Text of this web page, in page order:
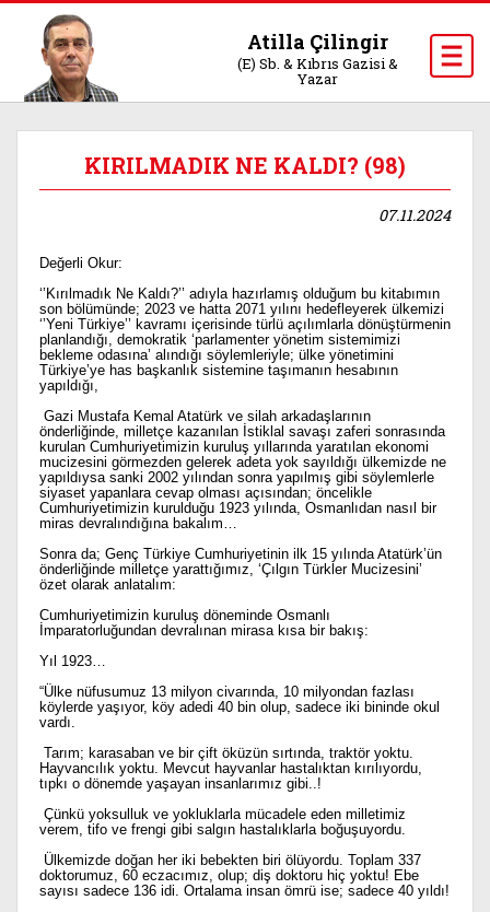
Atilla Çilingir
(E) Sb. & Kıbrıs Gazisi &
Yazar
KIRILMADIK NE KALDI? (98)
07.11.2024
Değerli Okur:
‘’Kırılmadık Ne Kaldı?’’ adıyla hazırlamış olduğum bu kitabımın
son bölümünde; 2023 ve hatta 2071 yılını hedefleyerek ülkemizi
‘’Yeni Türkiye’’ kavramı içerisinde türlü açılımlarla dönüştürmenin
planlandığı, demokratik ‘parlamenter yönetim sistemimizi
bekleme odasına’ alındığı söylemleriyle; ülke yönetimini
Türkiye’ye has başkanlık sistemine taşımanın hesabının
yapıldığı,
Gazi Mustafa Kemal Atatürk ve silah arkadaşlarının
önderliğinde, milletçe kazanılan İstiklal savaşı zaferi sonrasında
kurulan Cumhuriyetimizin kuruluş yıllarında yaratılan ekonomi
mucizesini görmezden gelerek adeta yok sayıldığı ülkemizde ne
yapıldıysa sanki 2002 yılından sonra yapılmış gibi söylemlerle
siyaset yapanlara cevap olması açısından; öncelikle
Cumhuriyetimizin kurulduğu 1923 yılında, Osmanlıdan nasıl bir
miras devralındığına bakalım…
Sonra da; Genç Türkiye Cumhuriyetinin ilk 15 yılında Atatürk’ün
önderliğinde milletçe yarattığımız, ‘Çılgın Türkler Mucizesini’
özet olarak anlatalım:
Cumhuriyetimizin kuruluş döneminde Osmanlı
İmparatorluğundan devralınan mirasa kısa bir bakış:
Yıl 1923…
“Ülke nüfusumuz 13 milyon civarında, 10 milyondan fazlası
köylerde yaşıyor, köy adedi 40 bin olup, sadece iki bininde okul
vardı.
Tarım; karasaban ve bir çift öküzün sırtında, traktör yoktu.
Hayvancılık yoktu. Mevcut hayvanlar hastalıktan kırılıyordu,
tıpkı o dönemde yaşayan insanlarımız gibi..!
Çünkü yoksulluk ve yokluklarla mücadele eden milletimiz
verem, tifo ve frengi gibi salgın hastalıklarla boğuşuyordu.
Ülkemizde doğan her iki bebekten biri ölüyordu. Toplam 337
doktorumuz, 60 eczacımız, olup; diş doktoru hiç yoktu! Ebe
sayısı sadece 136 idi. Ortalama insan ömrü ise; sadece 40 yıldı!